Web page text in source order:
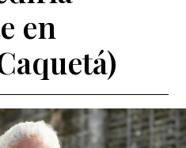
(+57)
3162783918
Búsqueda
en